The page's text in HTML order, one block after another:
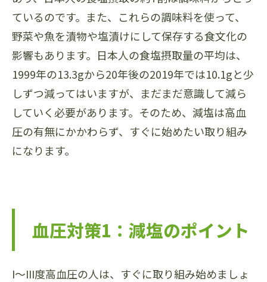
ているのです。また、これらの調味料を使って、
野菜や魚を漬物や塩漬けにして保存する食文化の
影響もあります。日本人の食塩摂取量の平均は、
1999年の13.3gから20年後の2019年では10.1gと少
しずつ減ってはいますが、まだまだ意識して減ら
していく必要があります。そのため、減塩は高血
圧の有無にかかわらず、すぐに始めたい取り組み
になります。
血圧対策1：減塩のポイント
I～III度高血圧の人は、すぐに取り組み始めましょ